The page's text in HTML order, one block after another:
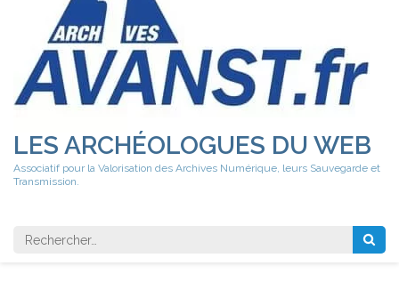
LES ARCHÉOLOGUES DU WEB
Associatif pour la Valorisation des Archives Numérique, leurs Sauvegarde et
Transmission.
Rechercher